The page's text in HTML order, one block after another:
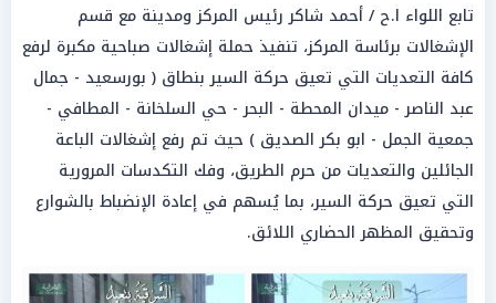
تابع اللواء ا.ح / أحمد شاكر رئيس المركز ومدينة مع قسم
الإشغالات برئاسة المركز، تنفيذ حملة إشغالات صباحية مكبرة لرفع
كافة التعديات التي تعيق حركة السير بنطاق ( بورسعيد ️- جمال
عبد الناصر - ميدان المحطة - البحر - ️حي السلخانة - المطافي -
جمعية الجمل - ابو بكر الصديق ) حيث تم رفع إشغالات الباعة
الجائلين والتعديات من حرم الطريق، وفك التكدسات المرورية
التي تعيق حركة السير، بما يُسهم في إعادة الإنضباط بالشوارع
وتحقيق المظهر الحضاري اللائق.